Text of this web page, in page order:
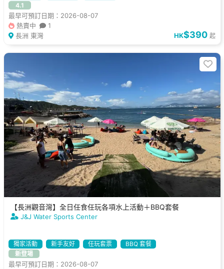
4.1
最早可預訂日期：2026-08-07
熱賣中
1
長洲 東灣
HK$390 起
【長洲觀音灣】全日任食任玩各項水上活動＋BBQ套餐
J&J Water Sports Center
獨家活動 新手友好 任玩套票
BBQ 套餐
新登場
最早可預訂日期：2026-08-07